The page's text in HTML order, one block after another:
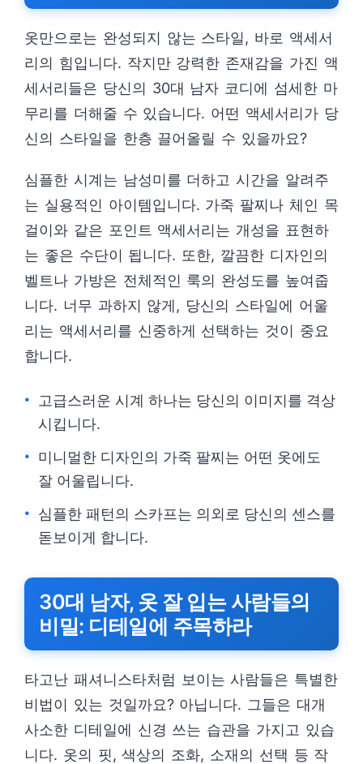
옷만으로는 완성되지 않는 스타일, 바로 액세서
리의 힘입니다. 작지만 강력한 존재감을 가진 액
세서리들은 당신의 30대 남자 코디에 섬세한 마
무리를 더해줄 수 있습니다. 어떤 액세서리가 당
신의 스타일을 한층 끌어올릴 수 있을까요?
심플한 시계는 남성미를 더하고 시간을 알려주
는 실용적인 아이템입니다. 가죽 팔찌나 체인 목
걸이와 같은 포인트 액세서리는 개성을 표현하
는 좋은 수단이 됩니다. 또한, 깔끔한 디자인의
벨트나 가방은 전체적인 룩의 완성도를 높여줍
니다. 너무 과하지 않게, 당신의 스타일에 어울
리는 액세서리를 신중하게 선택하는 것이 중요
합니다.
고급스러운 시계 하나는 당신의 이미지를 격상
시킵니다.
미니멀한 디자인의 가죽 팔찌는 어떤 옷에도
잘 어울립니다.
심플한 패턴의 스카프는 의외로 당신의 센스를
돋보이게 합니다.
30대 남자, 옷 잘 입는 사람들의
비밀: 디테일에 주목하라
타고난 패셔니스타처럼 보이는 사람들은 특별한
비법이 있는 것일까요? 아닙니다. 그들은 대개
사소한 디테일에 신경 쓰는 습관을 가지고 있습
니다. 옷의 핏, 색상의 조화, 소재의 선택 등 작